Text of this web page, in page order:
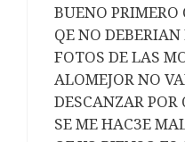
BUENO PRIMERO
QE NO
FOTOS DE LAS
ALOMEJOR NO
DESCANZAR POR
SE ME HAC3E